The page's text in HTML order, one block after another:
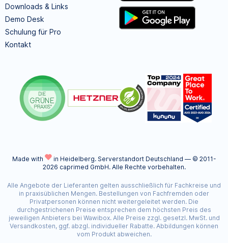
Downloads & Links
Demo Desk
Schulung für Pro
Kontakt
Made with in Heidelberg. Serverstandort Deutschland — © 2011-
2026 caprimed GmbH. Alle Rechte vorbehalten.
Alle Angebote der Lieferanten gelten ausschließlich für Fachkreise und
in praxisüblichen Mengen. Bestellungen von Fachfremden oder
Privatpersonen können nicht weitergeleitet werden. Die
durchgestrichenen Preise entsprechen dem höchsten Preis des
jeweiligen Anbieters bei Wawibox. Alle Preise zzgl. gesetzl. MwSt. und
Versandkosten, ggf. abzgl. individueller Rabatte. Abbildungen können
vom Produkt abweichen.